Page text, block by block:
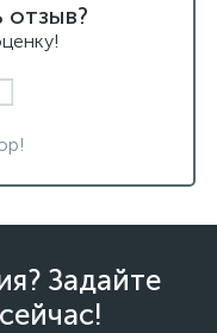
отзыв?
Задайте